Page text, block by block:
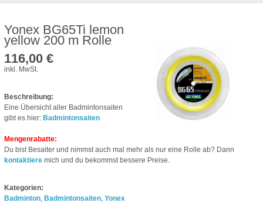
Yonex BG65Ti lemon
yellow 200 m Rolle
116,00 €
inkl. MwSt.
Beschreibung:
Eine Übersicht aller Badmintonsaiten
gibt es hier: Badmintonsaiten
Mengenrabatte:
Du bist Besaiter und nimmst auch mal mehr als nur eine Rolle ab? Dann
kontaktiere mich und du bekommst bessere Preise.
Kategorien:
Badminton Badmintonsaiten Yonex